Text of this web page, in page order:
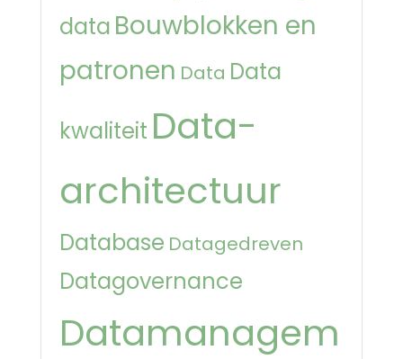
data Bouwblokken en
patronen Data Data
kwaliteit Data-
architectuur
Database Datagedreven
Datagovernance
Datamanagem